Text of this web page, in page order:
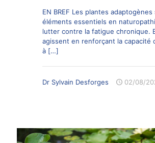
EN BREF Les plantes
éléments essentiels en
lutter contre la fatigue chronique.
agissent en renforçant la capacité
à […]
Dr Sylvain Desforges 02/08/